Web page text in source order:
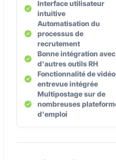
Interface utilisateur
intuitive
Automatisation du
processus de
recrutement
Bonne intégration avec
d'autres outils RH
Fonctionnalité de
entrevue intégrée
Multipostage sur de
nombreuses
d'emploi